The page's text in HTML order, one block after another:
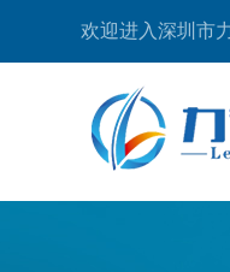
欢迎进入深圳市